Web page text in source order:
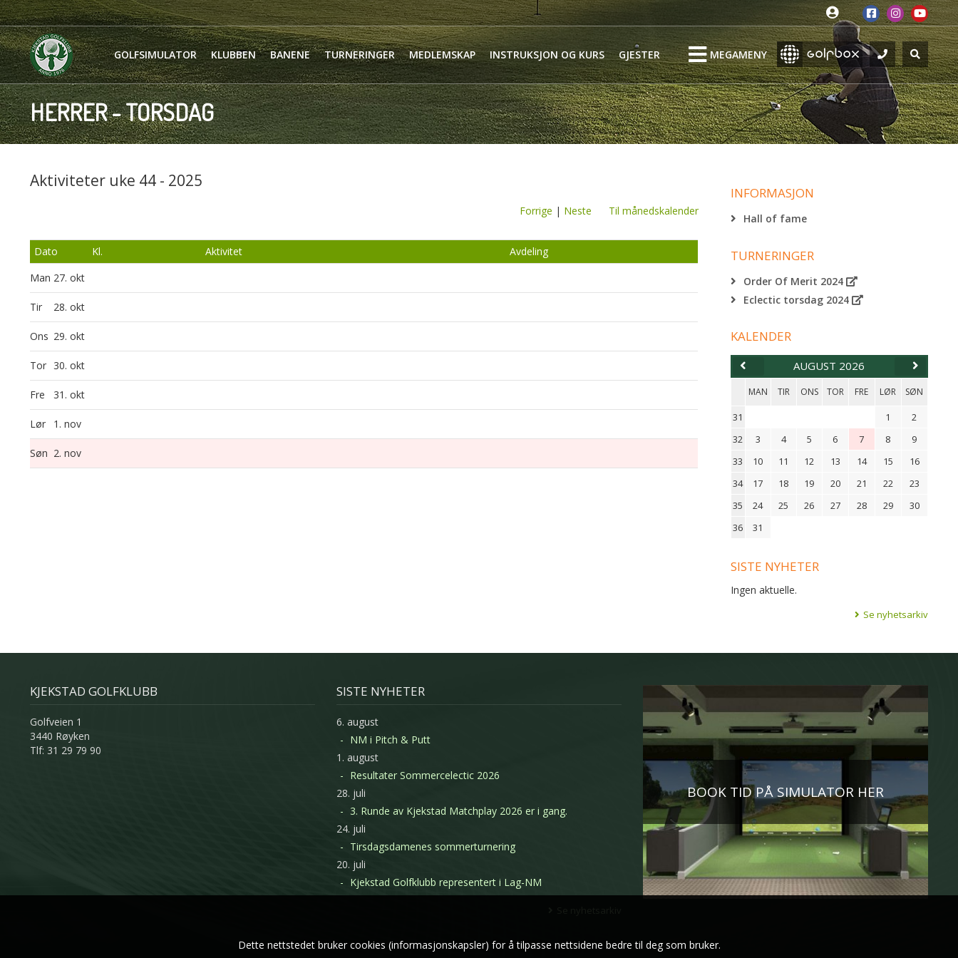
HERRER - TORSDAG
GOLFSIMULATOR KLUBBEN BANENE TURNERINGER MEDLEMSKAP INSTRUKSJON OG KURS GJESTER MEGAMENY
Aktiviteter uke 44 - 2025
Forrige | Neste Til månedskalender
Dato Kl. Aktivitet
Avdeling
Man 27. okt
Tir 28. okt
Ons 29. okt
Tor 30. okt
Fre 31. okt
Lør 1. nov
Søn 2. nov
INFORMASJON
Hall of fame
TURNERINGER
Order Of Merit 2024
Eclectic torsdag 2024
KALENDER
AUGUST 2026
MAN TIR ONS TOR FRE LØR SØN
31 1
2
32
3 4 5 6 7 8
9
33
10 11 12 13 14 15
16
34
17 18 19 20 21 22
23
35
24 25 26 27 28 29
30
36
31
SISTE NYHETER
Ingen aktuelle.
Se nyhetsarkiv
KJEKSTAD GOLFKLUBB
Golfveien 1
3440 Røyken
Tlf: 31 29 79 90
SISTE NYHETER
6. august
NM i Pitch & Putt
1. august
Resultater Sommercelectic 2026
28. juli
3. Runde av Kjekstad Matchplay 2026 er i gang.
24. juli
Tirsdagsdamenes sommerturnering
20. juli
Kjekstad Golfklubb representert i Lag-NM
BOOK TID PÅ SIMULATOR HER
Dette nettstedet bruker cookies (informasjonskapsler) for å tilpasse nettsidene bedre til deg som bruker.